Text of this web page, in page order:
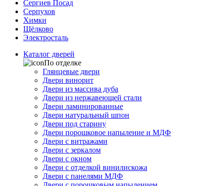
Сергиев Посад
Серпухов
Химки
Щёлково
Электросталь
Каталог дверей
По отделке
Глянцевые двери
Двери винорит
Двери из массива дуба
Двери из нержавеющей стали
Двери ламинированные
Двери натуральный шпон
Двери под старину
Двери порошковое напыление и МДФ
Двери с витражами
Двери с зеркалом
Двери с окном
Двери с отделкой винилискожа
Двери с панелями МДФ